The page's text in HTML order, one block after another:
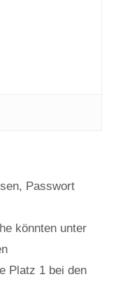
, Passwort
könnten unter
Platz 1 bei den